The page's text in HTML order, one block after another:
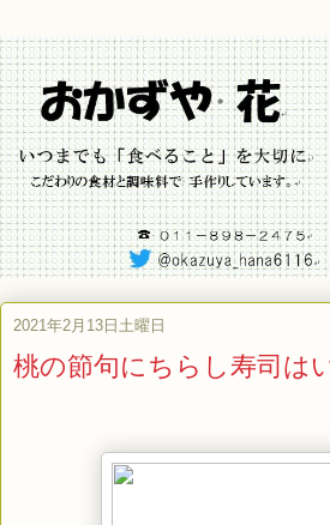
2021年2月13日土曜日
桃の節句にちらし寿司は